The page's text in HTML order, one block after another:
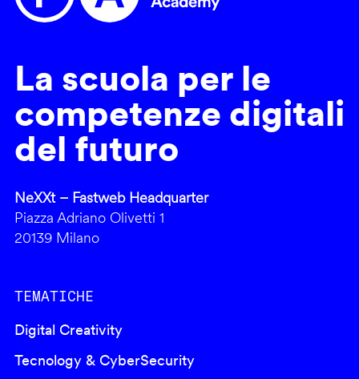
La scuola per le
competenze digitali
del futuro
NeXXt – Fastweb Headquarter
Piazza Adriano Olivetti 1
20139 Milano
TEMATICHE
Digital Creativity
Tecnology & CyberSecurity